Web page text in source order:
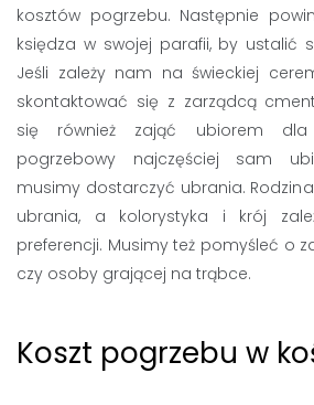
kosztów pogrzebu. Następnie
księdza w swojej parafii, by ustalić
Jeśli zależy nam na świeckiej
skontaktować się z zarządcą
się również zająć ubiorem dla
pogrzebowy najczęściej sam
musimy dostarczyć ubrania.
ubrania, a kolorystyka i krój
preferencji. Musimy też pomyśleć o
czy osoby grającej na trąbce.
Koszt pogrzebu w